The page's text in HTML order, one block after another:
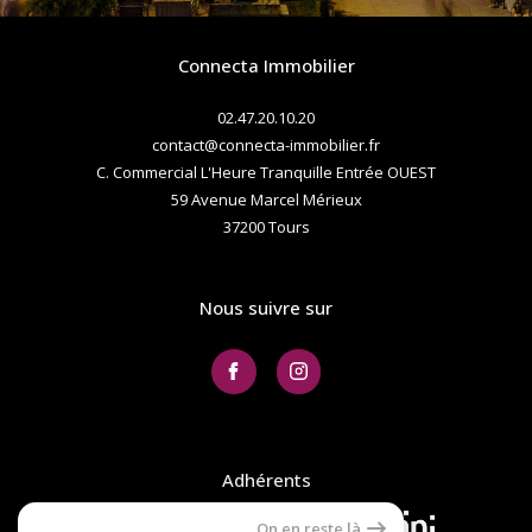
Connecta Immobilier
02.47.20.10.20
contact@connecta-immobilier.fr
C. Commercial L'Heure Tranquille Entrée OUEST
59 Avenue Marcel Mérieux
37200 tours
Nous suivre sur
Adhérents
AFFINER LES CRITÈRES